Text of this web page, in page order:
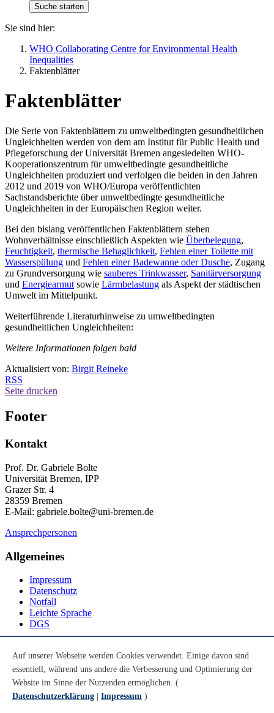
Sie sind hier:
WHO Collaborating Centre for Environmental Health
Inequalities
Faktenblätter
Faktenblätter
Die Serie von Faktenblättern zu umweltbedingten gesundheitlichen
Ungleichheiten werden von dem am Institut für Public Health und
Pflegeforschung der Universität Bremen angesiedelten WHO-
Kooperationszentrum für umweltbedingte gesundheitliche
Ungleichheiten produziert und verfolgen die beiden in den Jahren
2012 und 2019 von WHO/Europa veröffentlichten
Sachstandsberichte über umweltbedingte gesundheitliche
Ungleichheiten in der Europäischen Region weiter.
Bei den bislang veröffentlichen Faktenblättern stehen
Wohnverhältnisse einschließlich Aspekten wie Überbelegung,
Feuchtigkeit, thermische Behaglichkeit, Fehlen einer Toilette mit
Wasserspülung und Fehlen einer Badewanne oder Dusche, Zugang
zu Grundversorgung wie sauberes Trinkwasser, Sanitärversorgung
und Energiearmut sowie Lärmbelastung als Aspekt der städtischen
Umwelt im Mittelpunkt.
Weiterführende Literaturhinweise zu umweltbedingten
gesundheitlichen Ungleichheiten:
Weitere Informationen folgen bald
Aktualisiert von: Birgit Reineke
RSS
Seite drucken
Footer
Kontakt
Prof. Dr. Gabriele Bolte
Universität Bremen, IPP
Grazer Str. 4
28359 Bremen
E-Mail: gabriele.bolte@uni-bremen.de
Ansprechpersonen
Allgemeines
Impressum
Datenschutz
Notfall
Leichte Sprache
DGS
Youtube
Instagram
LinkedIn
Auf unserer Webseite werden Cookies verwendet. Einige davon sind
essentiell, während uns andere die Verbesserung und Optimierung der
Website im Sinne der Nutzenden ermöglichen. (
Datenschutzerklärung
Impressum )